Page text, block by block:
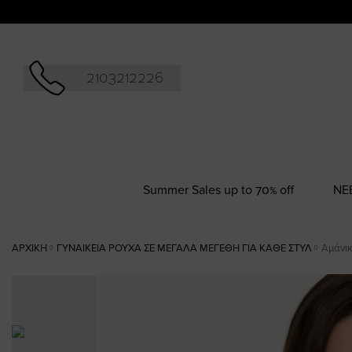
2103212226
Summer Sales up to 70% off
ΑΡΧΙΚΉ ΓΥΝΑΙΚΕΊΑ ΡΟΎΧΑ ΣΕ ΜΕΓΆΛΑ ΜΕΓΈΘΗ ΓΙΑ ΚΆΘΕ ΣΤΥΛ
end